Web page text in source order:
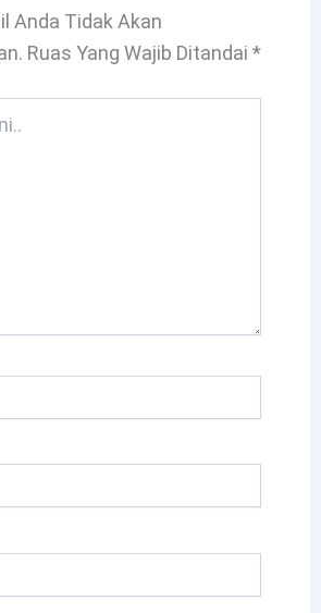
Anda Tidak Akan
Ruas Yang Wajib Ditandai *